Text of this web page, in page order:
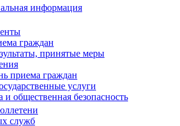
информация
граждан
принятые меры
приема граждан
услуги
и общественная безопасность
служб